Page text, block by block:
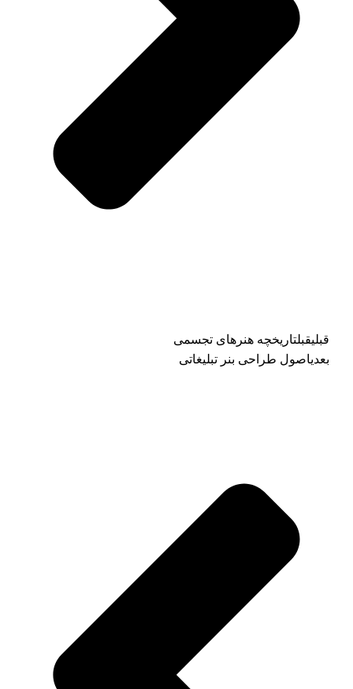
قبلیقبلتاریخچه هنرهای تجسمی
بعدیاصول طراحی بنر تبلیغاتی